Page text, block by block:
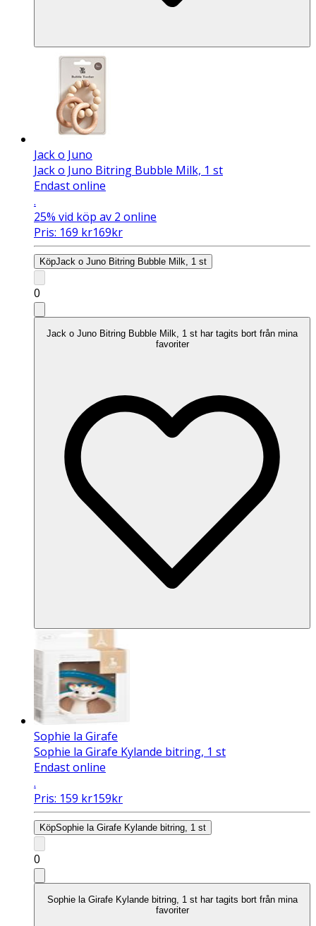
Jack o Juno
Jack o Juno Bitring Bubble Milk, 1 st
Endast online
.
25% vid köp av 2 online
Pris: 169 kr169kr
KöpJack o Juno Bitring Bubble Milk, 1 st
0
Jack o Juno Bitring Bubble Milk, 1 st har tagits bort från mina
favoriter
Sophie la Girafe
Sophie la Girafe Kylande bitring, 1 st
Endast online
.
Pris: 159 kr159kr
KöpSophie la Girafe Kylande bitring, 1 st
0
Sophie la Girafe Kylande bitring, 1 st har tagits bort från mina
favoriter